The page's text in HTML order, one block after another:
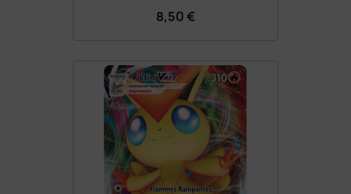
8,50 €